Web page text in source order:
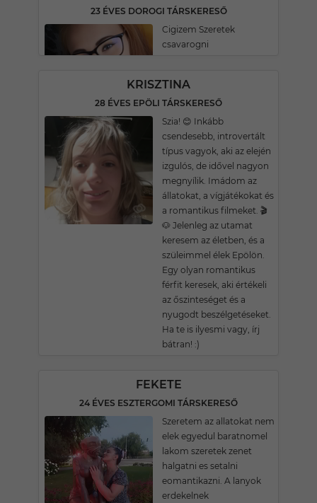
23 ÉVES DOROGI TÁRSKERESŐ
Cigizem Szeretek
csavarogni
KRISZTINA
28 ÉVES EPÖLI TÁRSKERESŐ
Szia! 😊 Inkább
csendesebb, introvertált
típus vagyok, aki az elején
izgulós, de idővel nagyon
megnyílik. Imádom az
állatokat, a vígjátékokat és
a romantikus filmeket. 🎬
🐶 Jelenleg az utamat
keresem az életben, és a
szüleimmel élek Epölön.
Egy olyan romantikus
férfit keresek, aki értékeli
az őszinteséget és a
nyugodt beszélgetéseket.
Ha te is ilyesmi vagy, írj
bátran! :)
FEKETE
24 ÉVES ESZTERGOMI TÁRSKERESŐ
Szeretem az allatokat nem
elek egyedul baratnomel
lakom szeretek zenet
halgatni es setalni
eomantikazni. A lanyok
erdekelnek